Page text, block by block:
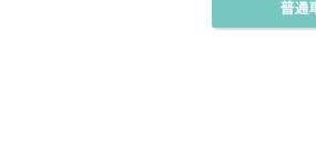
普通